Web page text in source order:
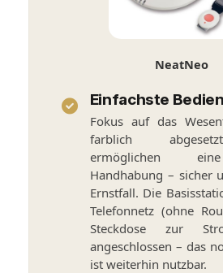
NeatNeo
Einfachste
Fokus auf das
farblich
ermöglichen
Handhabung – sicher
Ernstfall. Die
Telefonnetz (ohne
Steckdose zur
angeschlossen – das
ist weiterhin nutzbar.